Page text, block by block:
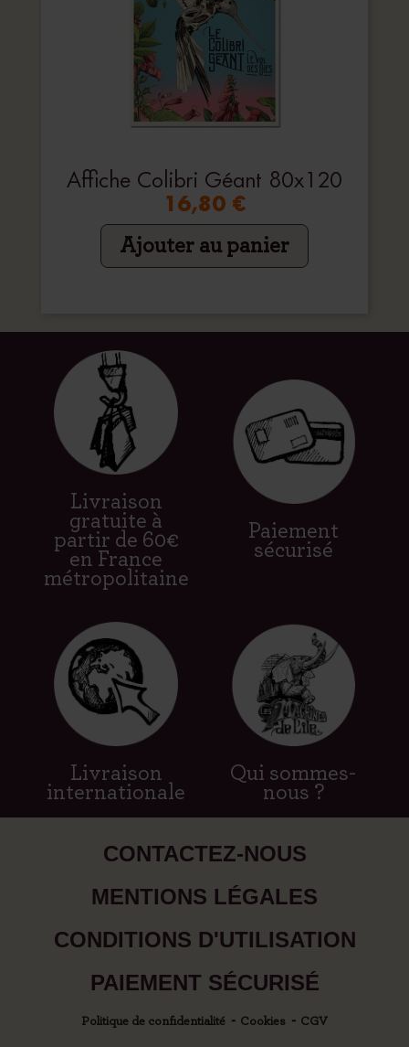
Affiche Colibri Géant 80x120
16,80 €
Ajouter au panier
Livraison
gratuite à
partir de 60€
en France
métropolitaine
Paiement
sécurisé
Livraison
internationale
Qui sommes-
nous ?
CONTACTEZ-NOUS
MENTIONS LÉGALES
CONDITIONS D'UTILISATION
PAIEMENT SÉCURISÉ
Politique de confidentialité Cookies CGV